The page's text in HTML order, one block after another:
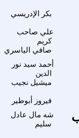
بكر الإدريسي
علي صاحب
كريم
صافي الياسري
أحمد سيد نور
الدين
ميشيل نجيب
فيروز أبوطير
شه مال عادل
سليم